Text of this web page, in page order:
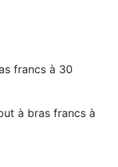
francs à 30
à bras francs à